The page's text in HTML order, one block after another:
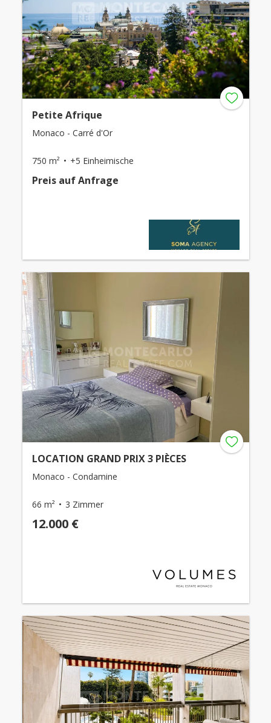
Petite Afrique
Monaco - Carré d'Or
750 m² +5 Einheimische
Preis auf Anfrage
LOCATION GRAND PRIX 3 PIÈCES
Monaco - Condamine
66 m² 3 Zimmer
12.000 €